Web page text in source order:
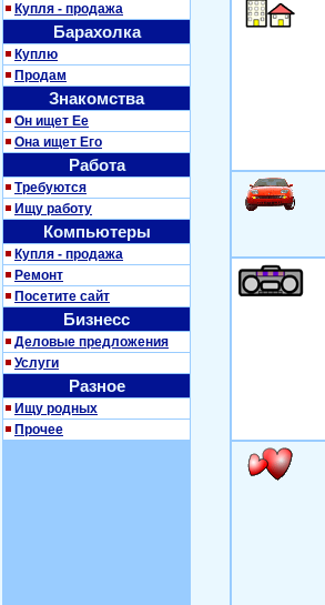
Купля - продажа
Барахолка
Куплю
Продам
Знакомства
Он ищет Ее
Она ищет Его
Работа
Требуются
Ищу работу
Компьютеры
Купля - продажа
Ремонт
Посетите сайт
Бизнесс
Деловые предложения
Услуги
Разное
Ищу родных
Прочее